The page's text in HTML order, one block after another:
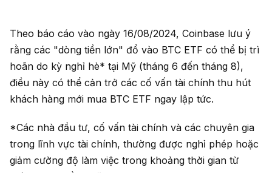
Theo báo cáo vào ngày 16/08/2024, Coinbase lưu ý
rằng các "dòng tiền lớn" đổ vào BTC ETF có thể bị trì
hoãn do kỳ nghỉ hè* tại Mỹ (tháng 6 đến tháng 8),
điều này có thể cản trở các cố vấn tài chính thu hút
khách hàng mới mua BTC ETF ngay lập tức.
*Các nhà đầu tư, cố vấn tài chính và các chuyên gia
trong lĩnh vực tài chính, thường được nghỉ phép hoặc
giảm cường độ làm việc trong khoảng thời gian từ